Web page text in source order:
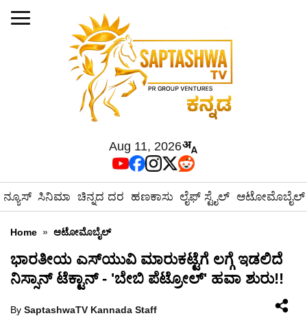
Aug 11, 2026
ನ್ಯೂಸ್ ಸಿನಿಮಾ ಚಿನ್ನದ ದರ ಹಣಕಾಸು ಲೈಫ್ ಸ್ಟೈಲ್ ಆಟೋಮೊಬೈಲ್
Home » ಆಟೋಮೊಬೈಲ್
ಭಾರತೀಯ ಎಸ್‌ಯುವಿ ಮಾರುಕಟ್ಟೆಗೆ ಲಗ್ಗೆ ಇಡಲಿದೆ
ನಿಸ್ಸಾನ್ ಟೆಕ್ಟಾನ್ - 'ಬೇಬಿ ಪೆಟ್ರೋಲ್' ಹವಾ ಶುರು!!
By SaptashwaTV Kannada Staff